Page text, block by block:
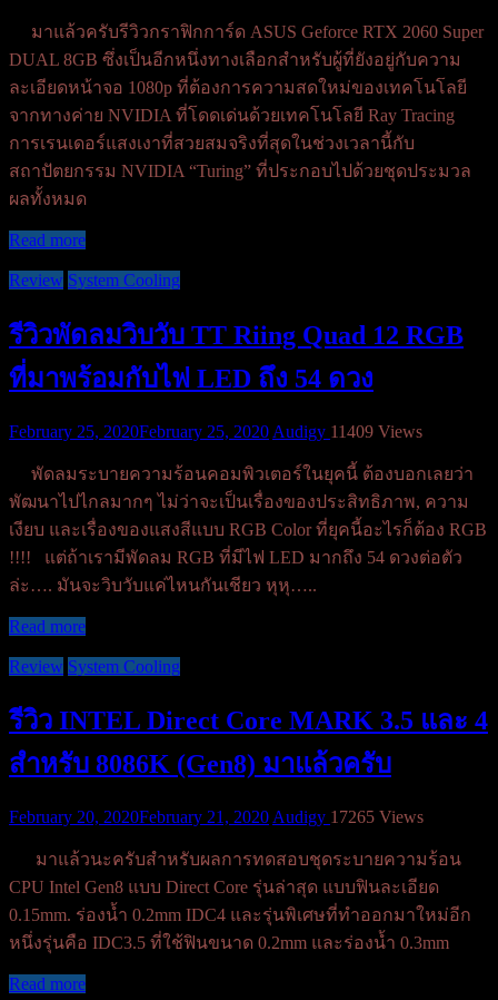
มาแล้วครับรีวิวกราฟิกการ์ด ASUS Geforce RTX 2060 Super
DUAL 8GB ซึ่งเป็นอีกหนึ่งทางเลือกสำหรับผู้ที่ยังอยู่กับความ
ละเอียดหน้าจอ 1080p ที่ต้องการความสดใหม่ของเทคโนโลยี
จากทางค่าย NVIDIA ที่โดดเด่นด้วยเทคโนโลยี Ray Tracing
การเรนเดอร์แสงเงาที่สวยสมจริงที่สุดในช่วงเวลานี้กับ
สถาปัตยกรรม NVIDIA “Turing” ที่ประกอบไปด้วยชุดประมวล
ผลทั้งหมด
Read more
Review System Cooling
รีวิวพัดลมวิบวับ TT Riing Quad 12 RGB
ที่มาพร้อมกับไฟ LED ถึง 54 ดวง
February 25, 2020February 25, 2020 Audigy 11409 Views
พัดลมระบายความร้อนคอมพิวเตอร์ในยุคนี้ ต้องบอกเลยว่า
พัฒนาไปไกลมากๆ ไม่ว่าจะเป็นเรื่องของประสิทธิภาพ, ความ
เงียบ และเรื่องของแสงสีแบบ RGB Color ที่ยุคนี้อะไรก็ต้อง RGB
!!!! แต่ถ้าเรามีพัดลม RGB ที่มีไฟ LED มากถึง 54 ดวงต่อตัว
ล่ะ…. มันจะวิบวับแค่ไหนกันเชียว หุหุ…..
Read more
Review System Cooling
รีวิว INTEL Direct Core MARK 3.5 และ 4
สำหรับ 8086K (Gen8) มาแล้วครับ
February 20, 2020February 21, 2020 Audigy 17265 Views
มาแล้วนะครับสำหรับผลการทดสอบชุดระบายความร้อน
CPU Intel Gen8 แบบ Direct Core รุ่นล่าสุด แบบฟินละเอียด
0.15mm. ร่องน้ำ 0.2mm IDC4 และรุ่นพิเศษที่ทำออกมาใหม่อีก
หนึ่งรุ่นคือ IDC3.5 ที่ใช้ฟินขนาด 0.2mm และร่องน้ำ 0.3mm
Read more